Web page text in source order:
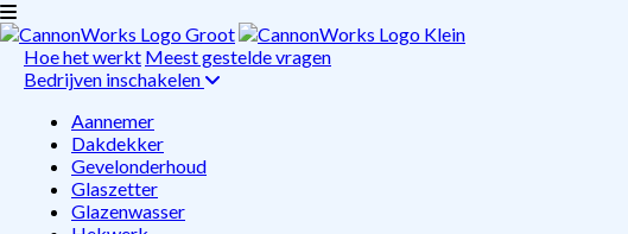
Hoe het werkt Meest gestelde vragen
Bedrijven inschakelen
Aannemer
Dakdekker
Gevelonderhoud
Glaszetter
Glazenwasser